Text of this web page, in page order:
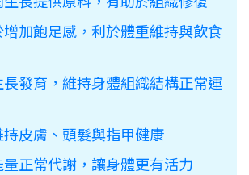
增加飽足感，利於體重維持與飲食
發育，維持身體組織結構正常運
持皮膚、頭髮與指甲健康
量正常代謝，讓身體更有活力